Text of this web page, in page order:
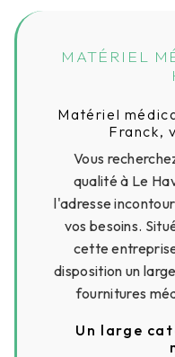
MATÉRIEL
Matériel
Franck,
Vous
qualité à Le
l'adresse
vos besoins.
cette
disposition un
fournitures
Un large